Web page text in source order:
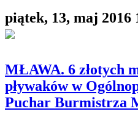
piątek, 13, maj 2016
MŁAWA. 6 złotych
pływaków w
Puchar Burmistrza